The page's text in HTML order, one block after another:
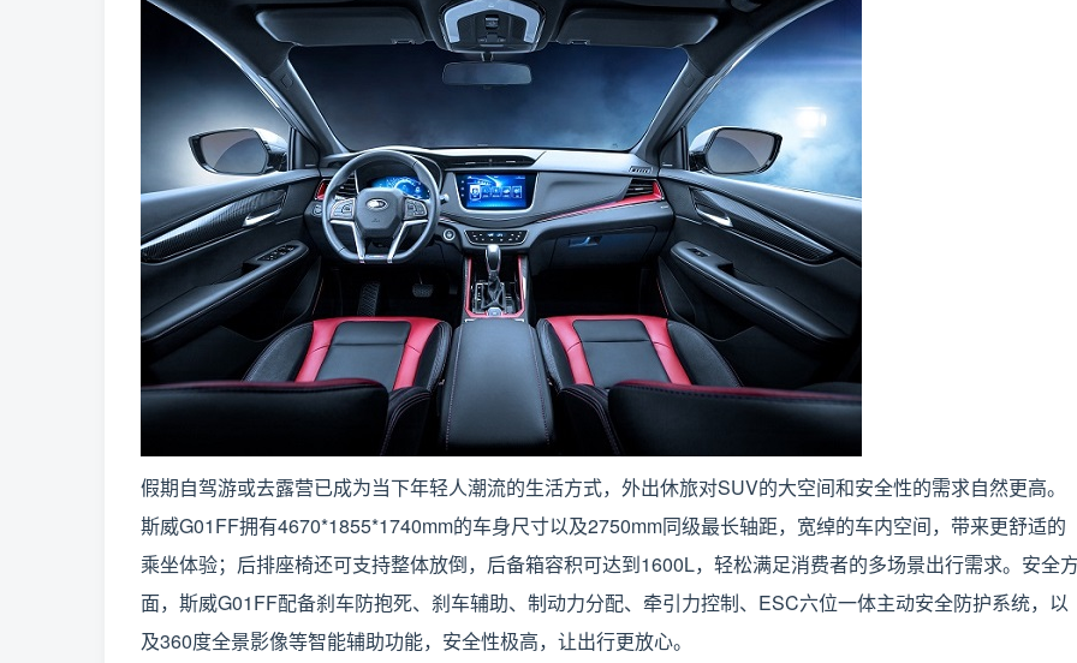
假期自驾游或去露营已成为当下年轻人潮流的生活方式，外出休旅对SUV的大空间和安全性的需求自然更高。
斯威G01FF拥有4670*1855*1740mm的车身尺寸以及2750mm同级最长轴距，宽绰的车内空间，带来更舒适的
乘坐体验；后排座椅还可支持整体放倒，后备箱容积可达到1600L，轻松满足消费者的多场景出行需求。安全
面，斯威G01FF配备刹车防抱死、刹车辅助、制动力分配、牵引力控制、ESC六位一体主动安全防护系统，以
及360度全景影像等智能辅助功能，安全性极高，让出行更放心。